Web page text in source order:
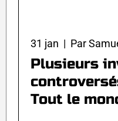
31 jan | Par
Plusieurs
Tout le